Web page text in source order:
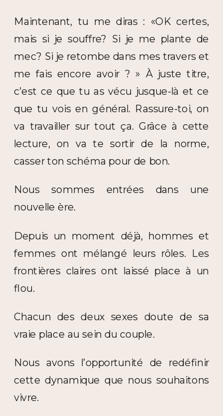
Maintenant, tu me diras : «OK certes,
mais si je souffre? Si je me plante de
mec? Si je retombe dans mes travers et
me fais encore avoir ? » À juste titre,
c’est ce que tu as vécu jusque-là et ce
que tu vois en général. Rassure-toi, on
va travailler sur tout ça. Grâce à cette
lecture, on va te sortir de la norme,
casser ton schéma pour de bon.
Nous sommes entrées dans une
nouvelle ère.
Depuis un moment déjà, hommes et
femmes ont mélangé leurs rôles. Les
frontières claires ont laissé place à un
flou.
Chacun des deux sexes doute de sa
vraie place au sein du couple.
Nous avons l’opportunité de redéfinir
cette dynamique que nous souhaitons
vivre.